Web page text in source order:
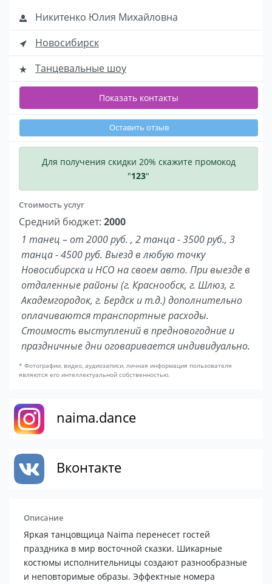
Никитенко Юлия Михайловна
Новосибирск
Танцевальные шоу
Показать контакты
Оставить отзыв
Для получения скидки 20% скажите промокод
"123"
Стоимость услуг
Средний бюджет: 2000
1 танец – от 2000 руб. , 2 танца - 3500 руб., 3
танца - 4500 руб. Выезд в любую точку
Новосибирска и НСО на своем авто. При выезде в
отдаленные районы (г. Краснообск, г. Шлюз, г.
Академгородок, г. Бердск и т.д.) дополнительно
оплачиваются транспортные расходы.
Стоимость выступлений в предновогодние и
праздничные дни оговаривается индивидуально.
* Фотографии, видео, аудиозаписи, личная информация пользователя
являются его интеллектуальной собственностью.
naima.dance
Вконтакте
Описание
Яркая танцовщица Naima перенесет гостей
праздника в мир восточной сказки. Шикарные
костюмы исполнительницы создают разнообразные
и неповторимые образы. Эффектные номера